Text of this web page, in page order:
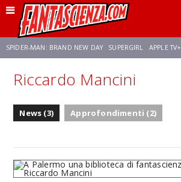
SPIDER-MAN: BRAND NEW DAY SUPERGIRL APPLE TV+
FRANCO RICCIARDIELLO ZENDAYA STAR TREK
Riccardo Mancini
News (3) Approfondimenti (2)